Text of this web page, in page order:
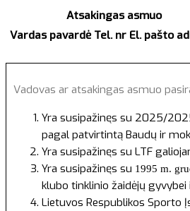
Atsakingas asmuo
Vardas pavardė Tel. nr El. pašto
Vadovas ar atsakingas asmuo
Yra susipažinęs su 2025/
pagal patvirtintą Baudų ir
Yra susipažinęs su LTF
Yra susipažinęs su 1995 m.
klubo tinklinio žaidėjų
Lietuvos Respublikos Sporto